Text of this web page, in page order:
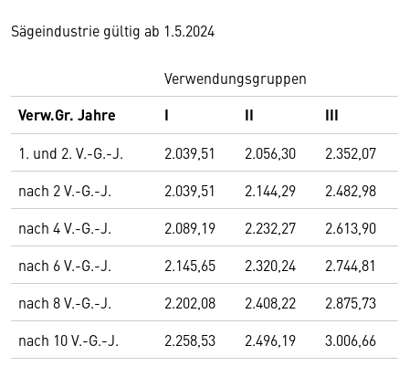
Sägeindustrie gültig ab 1.5.2024
Verwendungsgruppen
Verw.Gr. Jahre I II III
1. und 2. V.-G.-J. 2.039,51 2.056,30
2.352,07
nach 2 V.-G.-J.
2.039,51 2.144,29
2.482,98
nach 4 V.-G.-J.
2.089,19 2.232,27
2.613,90
nach 6 V.-G.-J.
2.145,65 2.320,24
2.744,81
nach 8 V.-G.-J.
2.202,08 2.408,22
2.875,73
nach 10 V.-G.-J.
2.258,53 2.496,19
3.006,66